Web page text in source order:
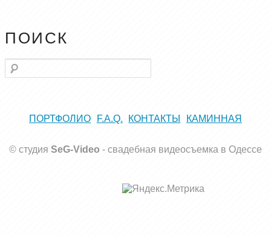
ПОИСК
Поиск
ПОРТФОЛИО F.A.Q. КОНТАКТЫ КАМИННАЯ
© студия SeG-Video - свадебная видеосъемка в Одессе